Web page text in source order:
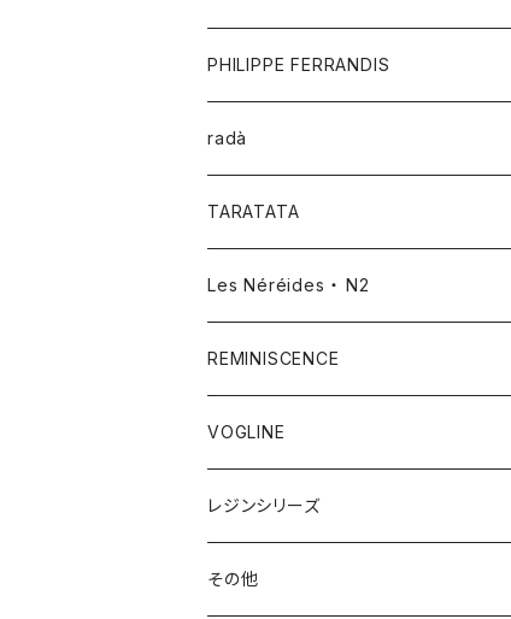
PHILIPPE FERRANDIS
radà
TARATATA
Les Néréides ・ N2
REMINISCENCE
VOGLINE
レジンシリーズ
その他